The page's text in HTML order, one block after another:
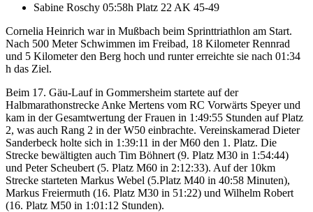
Sabine Roschy 05:58h Platz 22 AK 45-49
Cornelia Heinrich war in Mußbach beim Sprinttriathlon am Start.
Nach 500 Meter Schwimmen im Freibad, 18 Kilometer Rennrad
und 5 Kilometer den Berg hoch und runter erreichte sie nach 01:34
h das Ziel.
Beim 17. Gäu-Lauf in Gommersheim startete auf der
Halbmarathonstrecke Anke Mertens vom RC Vorwärts Speyer und
kam in der Gesamtwertung der Frauen in 1:49:55 Stunden auf Platz
2, was auch Rang 2 in der W50 einbrachte. Vereinskamerad Dieter
Sanderbeck holte sich in 1:39:11 in der M60 den 1. Platz. Die
Strecke bewältigten auch Tim Böhnert (9. Platz M30 in 1:54:44)
und Peter Scheubert (5. Platz M60 in 2:12:33). Auf der 10km
Strecke starteten Markus Webel (5.Platz M40 in 40:58 Minuten),
Markus Freiermuth (16. Platz M30 in 51:22) und Wilhelm Robert
(16. Platz M50 in 1:01:12 Stunden).